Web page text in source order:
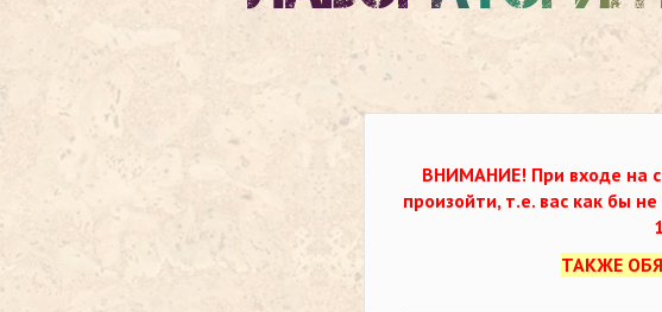
ВНИМАНИЕ! При входе на
произойти, т.е. вас как бы
ТАКЖЕ